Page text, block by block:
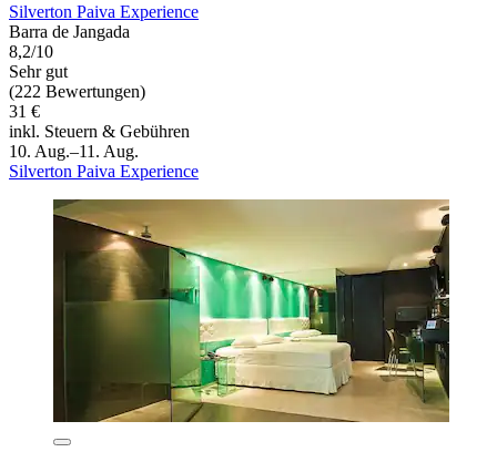
Silverton Paiva Experience
Barra de Jangada
8,2/10
Sehr gut
(222 Bewertungen)
31 €
inkl. Steuern & Gebühren
10. Aug.–11. Aug.
Silverton Paiva Experience